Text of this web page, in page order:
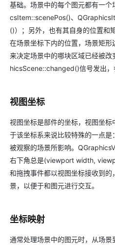
基础。场景中的每个图元都有一
csItem::scenePos()、
()）；另外，也有其自身的位置和
在场景坐标下内的位置，场景矩
来决定场景中的哪块区域已经被
hicsScene::changed()信号发出，
视图坐标
视图坐标是部件的坐标，视图坐
于该坐标系来说比较特殊的一点
被观察的场景所影响。
右下角总是(viewport width,
和拖拽事件都以视图坐标接收到
景，以便于和图元进行交互。
坐标映射
通常处理场景中的图元时，从场